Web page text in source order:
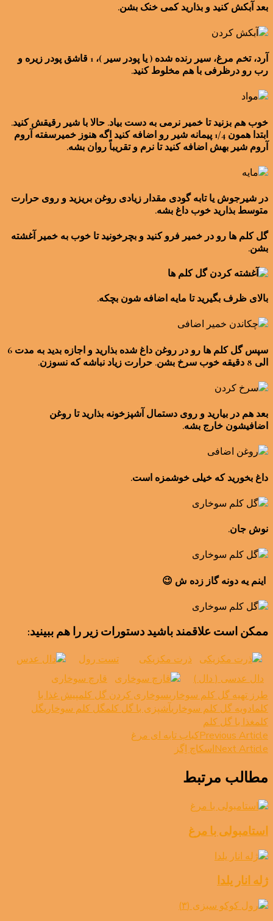
بعد آبکش کنید و بذارید کمی خنک بشن.
آرد، تخم مرغ، سیر رنده شده ( یا پودر سیر )، 1 قاشق پودر زیره و
رب رو درظرفی با هم مخلوط کنید.
خوب هم بزنید تا خمیر نرمی به دست بیاد. حالا با شیر رقیقش کنید.
ابتدا همون 1/4 پیمانه شیر رو اضافه کنید اگه هنوز خمیرسفته آروم
آروم شیر بهش اضافه کنید تا نرم و تقریباً روان بشه.
در شیرجوش یا تابه گودی مقدار زیادی روغن بریزید و روی حرارت
متوسط بذارید خوب داغ بشه.
گل کلم ها رو در خمیر فرو کنید و بچرخونید تا خوب به خمیر آغشته
بشن.
بالای ظرف بگیرید تا مایه اضافه شون بچکه.
سپس گل کلم ها رو در روغن داغ شده بذارید و اجازه بدید به مدت 6
الی 8 دقیقه خوب سرخ بشن. حرارت زیاد نباشه که نسوزن.
بعد هم در بیارید و روی دستمال آشپزخونه بذارید تا روغن
اضافیشون خارج بشه.
داغ بخورید که خیلی خوشمزه است.
نوش جان.
اینم یه دونه گاز زده ش 😉
ممکن است علاقمند باشید دستورات زیر را هم ببینید:
ذرت مکزیکی
تست رول
دال عدسی ( دال )
قارچ سوخاری
طرز تهیه گل کلم سوخاریسوخاری کردن گل کلمپیش غذا با
کلمادویه گل کلم سوخاریآشپزی با گل کلمگل کلم سوخاریگل
کلمغذا با گل کلم
Post
Navigation
Previous Articleکباب تابه ای مرغ
Next Articleاسکاچ اِگز
مطالب مرتبط
استامبولی با مرغ
ژله انار یلدا